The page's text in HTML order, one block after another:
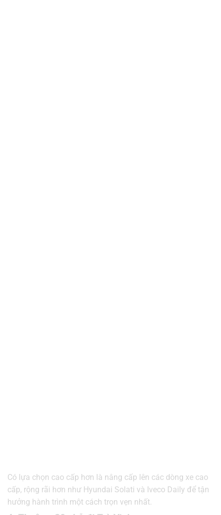
Có lựa chọn cao cấp hơn là nâng cấp lên các dòng xe cao
cấp, rộng rãi hơn như Hyundai Solati và Iveco Daily để tận
hưởng hành trình một cách trọn vẹn nhất.